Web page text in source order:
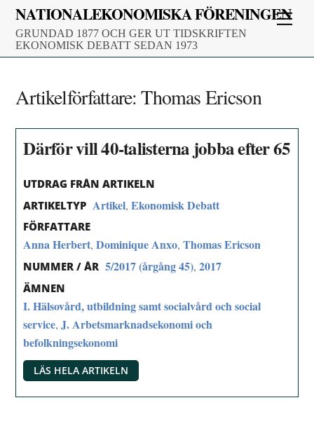
Skip
content
NATIONALEKONOMISKA FÖRENINGEN
GRUNDAD 1877 OCH GER UT TIDSKRIFTEN
EKONOMISK DEBATT SEDAN 1973
Artikelförfattare:Thomas Ericson
Därför vill 40-talisterna jobba efter 65
UTDRAG FRÅN ARTIKELN
ARTIKELTYP Artikel,Ekonomisk Debatt
FÖRFATTARE
Anna Herbert,Dominique Anxo,Thomas Ericson
NUMMER / ÅR 5/2017 (årgång 45),2017
ÄMNEN
I. Hälsovård, utbildning samt socialvård och social
service,J. Arbetsmarknadsekonomi och
befolkningsekonomi
LÄS HELA ARTIKELN